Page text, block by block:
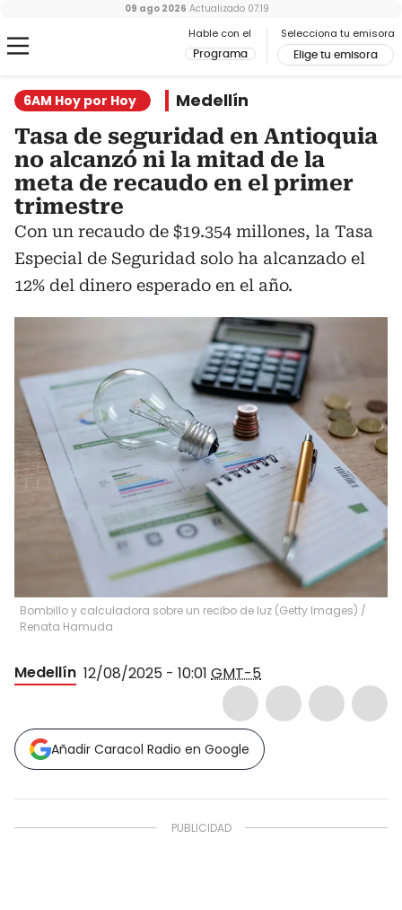
Hable con el
Programa
Selecciona tu emisora
Elige tu emisora
09 ago 2026 Actualizado 07:19
6AM Hoy por Hoy Medellín
Tasa de seguridad en Antioquia
no alcanzó ni la mitad de la
meta de recaudo en el primer
trimestre
Con un recaudo de $19.354 millones, la Tasa
Especial de Seguridad solo ha alcanzado el
12% del dinero esperado en el año.
Bombillo y calculadora sobre un recibo de luz (Getty Images) /
Renata Hamuda
Medellín 12/08/2025 - 10:01 GMT-5
Añadir Caracol Radio en Google